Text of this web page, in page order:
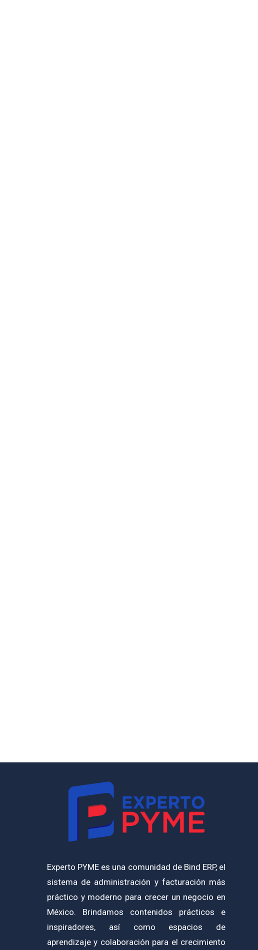
Experto PYME es una comunidad de Bind ERP, el
sistema de administración y facturación más
práctico y moderno para crecer un negocio en
México. Brindamos contenidos prácticos e
inspiradores, así como espacios de
aprendizaje y colaboración para el crecimiento